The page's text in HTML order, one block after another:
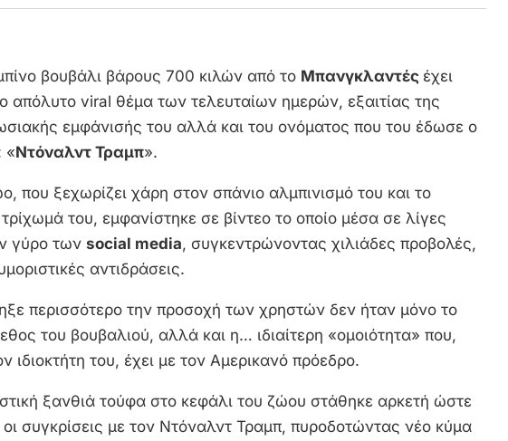
βουβάλι βάρους 700 κιλών από το Μπανγκλαντές έχει
απόλυτο viral θέμα των τελευταίων ημερών, εξαιτίας της
εμφάνισής του αλλά και του ονόματος που του έδωσε ο
«Ντόναλντ Τραμπ».
που ξεχωρίζει χάρη στον σπάνιο αλμπινισμό του και το
του, εμφανίστηκε σε βίντεο το οποίο μέσα σε λίγες
γύρο των social media, συγκεντρώνοντας χιλιάδες προβολές,
αντιδράσεις.
περισσότερο την προσοχή των χρηστών δεν ήταν μόνο το
του βουβαλιού, αλλά και η… ιδιαίτερη «ομοιότητα» που,
ιδιοκτήτη του, έχει με τον Αμερικανό πρόεδρο.
ξανθιά τούφα στο κεφάλι του ζώου στάθηκε αρκετή ώστε
συγκρίσεις με τον Ντόναλντ Τραμπ, πυροδοτώντας νέο κύμα